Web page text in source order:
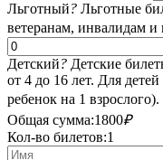
Льготный? Льготные
ветеранам, инвалидам
Детский? Детские
от 4 до 16 лет. Для
ребенок на 1 взрослого).
Общая сумма:1800₽
Кол-во билетов:1